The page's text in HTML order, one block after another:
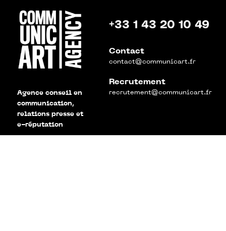
Agence conseil en
communication,
relations presse et
e-réputation
+33 1 43 20 10 49
Contact
contact@communicart.fr
Recrutement
recrutement@communicart.fr